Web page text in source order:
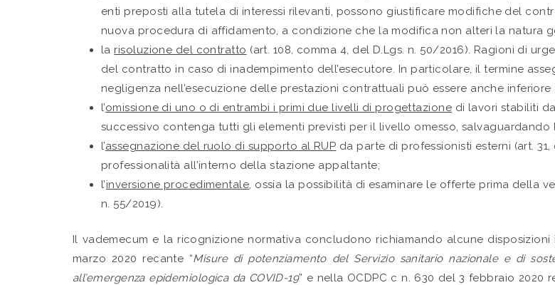
enti preposti alla tutela di interessi rilevanti, possono giustificare modifiche del
nuova procedura di affidamento, a condizione che la modifica non alteri la natura
la risoluzione del contratto (art. 108, comma 4, del D.Lgs. n. 50/2016). Ragioni di
del contratto in caso di inadempimento dell’esecutore. In particolare, il termine
negligenza nell’esecuzione delle prestazioni contrattuali può essere anche inferiore
l’omissione di uno o di entrambi i primi due livelli di progettazione di lavori stabiliti
successivo contenga tutti gli elementi previsti per il livello omesso,
l’assegnazione del ruolo di supporto al RUP da parte di professionisti esterni (art.
professionalità all’interno della stazione appaltante;
l’inversione procedimentale, ossia la possibilità di esaminare le offerte prima della
n. 55/2019).
Il vademecum e la ricognizione normativa concludono richiamando alcune
marzo 2020 recante “Misure di potenziamento del Servizio sanitario nazionale e di
all’emergenza epidemiologica da COVID-19” e nella OCDPC c n. 630 del 3 febbraio 2020